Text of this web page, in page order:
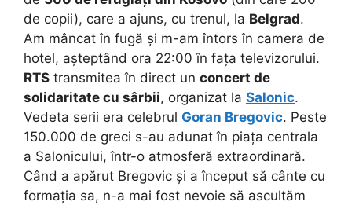
de copii), care a ajuns, cu trenul, la Belgrad.
Am mâncat în fugă și m-am întors în camera de
hotel, așteptând ora 22:00 în fața televizorului.
RTS transmitea în direct un concert de
solidaritate cu sârbii, organizat la Salonic.
Vedeta serii era celebrul Goran Bregovic. Peste
150.000 de greci s-au adunat în piața centrala
a Salonicului, într-o atmosferă extraordinară.
Când a apărut Bregovic și a început să cânte cu
formația sa, n-a mai fost nevoie să ascultăm